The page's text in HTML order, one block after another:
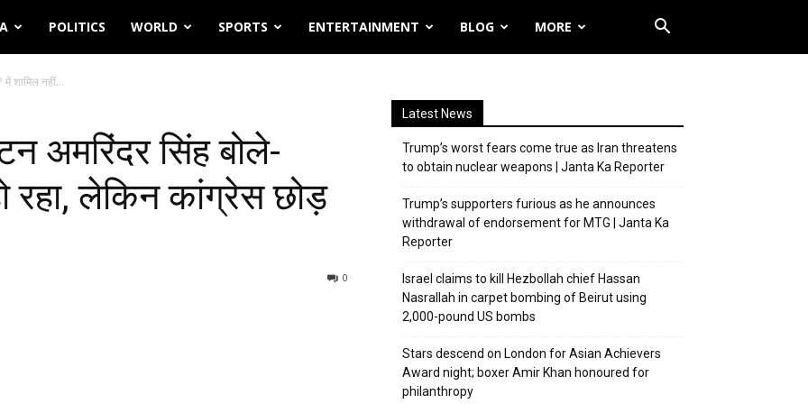
POLITICS WORLD SPORTS ENTERTAINMENT BLOG MORE
में शामिल नहीं...
अमरिंदर सिंह बोले-
रहा, लेकिन कांग्रेस छोड़
0
Latest News
Trump’s worst fears come true as Iran threatens
to obtain nuclear weapons | Janta Ka Reporter
Trump’s supporters furious as he announces
withdrawal of endorsement for MTG | Janta Ka
Reporter
Israel claims to kill Hezbollah chief Hassan
Nasrallah in carpet bombing of Beirut using
2,000-pound US bombs
Stars descend on London for Asian Achievers
Award night; boxer Amir Khan honoured for
philanthropy